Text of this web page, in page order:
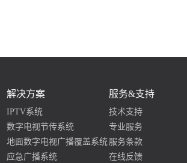
解决方案
IPTV系统
数字电视节传系统
地面数字电视广播覆盖系统
应急广播系统
服务&支持
技术支持
专业服务
服务条款
在线反馈